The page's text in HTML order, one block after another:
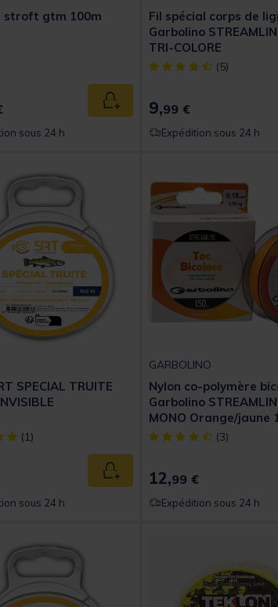
stroft gtm 100m
Ajouter au panier
sous 24 h
Fil spécial corps de
Garbolino
TRI-COLORE
[object Object] out of 5
(5)
9,99 €
Expédition sous 24 h
SPECIAL TRUITE
out of 5 Customer Rating
(1)
Ajouter au panier
sous 24 h
GARBOLINO
Nylon co-polymère
Garbolino
MONO Orange/jaune
[object Object] out of 5
(3)
12,99 €
Expédition sous 24 h